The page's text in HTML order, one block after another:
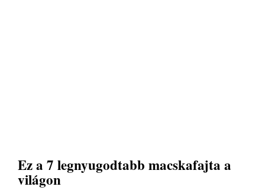
Ez a 7 legnyugodtabb macskafajta a
világon